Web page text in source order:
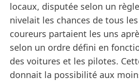
locaux, disputée selon un
nivelait les chances de tous
coureurs partaient les uns
selon un ordre défini en
des voitures et les pilotes.
donnait la possibilité aux